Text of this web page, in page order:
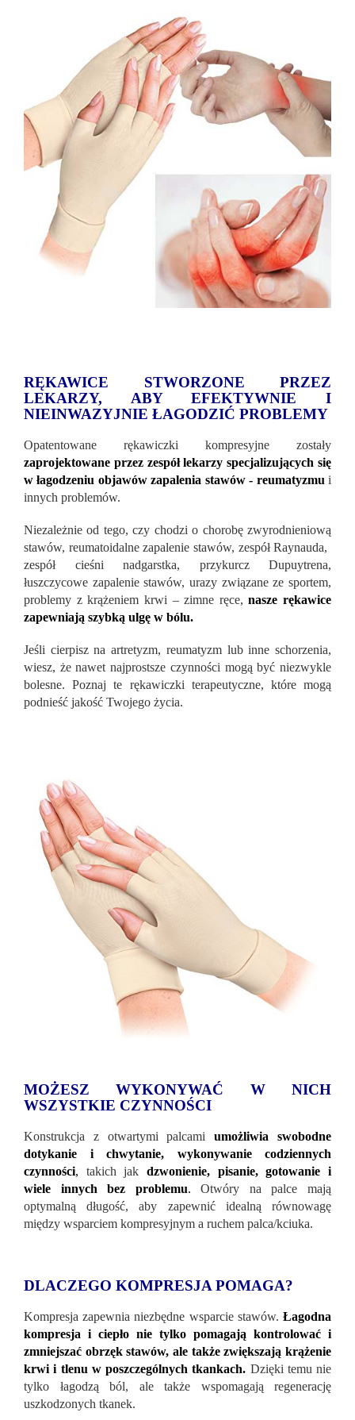
RĘKAWICE STWORZONE PRZEZ
LEKARZY, ABY EFEKTYWNIE I
NIEINWAZYJNIE ŁAGODZIĆ PROBLEMY
Opatentowane rękawiczki kompresyjne zostały
zaprojektowane przez zespół lekarzy specjalizujących się
w łagodzeniu objawów zapalenia stawów - reumatyzmu i
innych problemów.
Niezależnie od tego, czy chodzi o chorobę zwyrodnieniową
stawów, reumatoidalne zapalenie stawów, zespół Raynauda, ​​
zespół cieśni nadgarstka, przykurcz Dupuytrena,
łuszczycowe zapalenie stawów, urazy związane ze sportem,
problemy z krążeniem krwi – zimne ręce,nasze rękawice
zapewniają szybką ulgę w bólu.
Jeśli cierpisz na artretyzm, reumatyzm lub inne schorzenia,
wiesz, że nawet najprostsze czynności mogą być niezwykle
bolesne. Poznaj te rękawiczki terapeutyczne, które mogą
podnieść jakość Twojego życia.
MOŻESZ WYKONYWAĆ W NICH
WSZYSTKIE CZYNNOŚCI
Konstrukcja z otwartymi palcamiumożliwia swobodne
dotykanie i chwytanie, wykonywanie codziennych
czynności, takich jak dzwonienie, pisanie, gotowanie i
wiele innych bez problemu. Otwóry na palce mają
optymalną długość, aby zapewnić idealną równowagę
między wsparciem kompresyjnym a ruchem palca/kciuka.
DLACZEGO KOMPRESJA POMAGA?
Kompresja zapewnia niezbędne wsparcie stawów. Łagodna
kompresja i ciepło nie tylko pomagają kontrolować i
zmniejszać obrzęk stawów, ale także zwiększają krążenie
krwi i tlenu w poszczególnych tkankach. Dzięki temu nie
tylko łagodzą ból, ale także wspomagają regenerację
uszkodzonych tkanek.